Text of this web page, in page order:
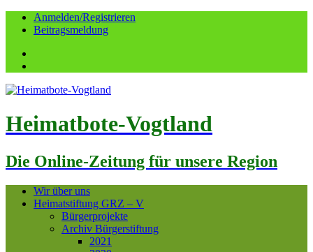
Anmelden/Registrieren
Beitragsmeldung
Heimatbote-Vogtland
Die Online-Zeitung für unsere Region
Wir über uns
Heimatstiftung GRZ – V
Bürgerprojekte
Archiv Bürgerstiftung
2021